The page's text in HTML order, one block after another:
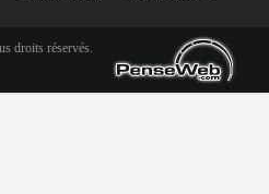
droits réservés.